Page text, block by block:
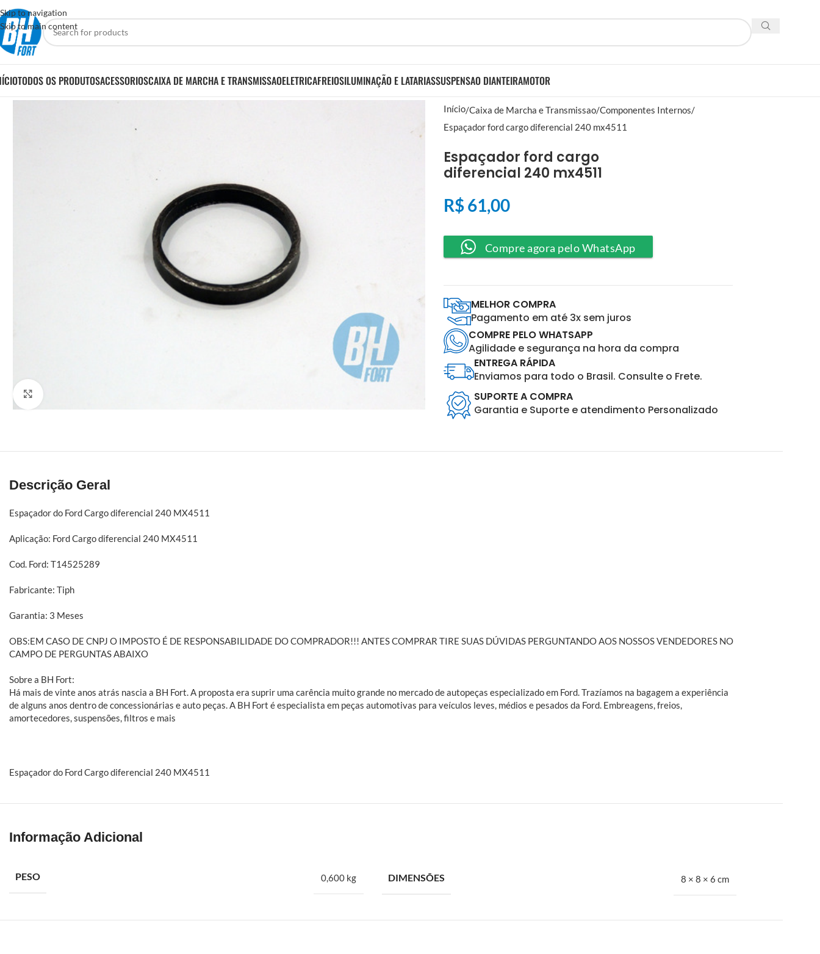
Skip to navigation
Skip to main content
TODOS OS PRODUTOSACESSORIOSCAIXA DE MARCHA E TRANSMISSAOELETRICAFREIOSILUMINAÇÃO E LATARIASSUSPENSAO DIANTEIRAMOTOR
Click to enlarge
Início Caixa de Marcha e Transmissao Componentes Internos
Espaçador ford cargo diferencial 240 mx4511
Espaçador ford cargo
diferencial 240 mx4511
R$61,00
Compre agora pelo WhatsApp
MELHOR COMPRA
Pagamento em até 3x sem juros
COMPRE PELO WHATSAPP
Agilidade e segurança na hora da compra
ENTREGA RÁPIDA
Enviamos para todo o Brasil. Consulte o Frete.
SUPORTE A COMPRA
Garantia e Suporte e atendimento Personalizado
Descrição Geral
Espaçador do Ford Cargo diferencial 240 MX4511
Aplicação: Ford Cargo diferencial 240 MX4511
Cod. Ford: T14525289
Fabricante: Tiph
Garantia: 3 Meses
OBS:EM CASO DE CNPJ O IMPOSTO É DE RESPONSABILIDADE DO COMPRADOR!!! ANTES COMPRAR TIRE SUAS DÚVIDAS PERGUNTANDO AOS NOSSOS VENDEDORES NO
CAMPO DE PERGUNTAS ABAIXO
Sobre a BH Fort:
Há mais de vinte anos atrás nascia a BH Fort. A proposta era suprir uma carência muito grande no mercado de autopeças especializado em Ford. Trazíamos na bagagem a experiência
de alguns anos dentro de concessionárias e auto peças. A BH Fort é especialista em peças automotivas para veículos leves, médios e pesados da Ford. Embreagens, freios,
amortecedores, suspensões, filtros e mais
Espaçador do Ford Cargo diferencial 240 MX4511
Informação Adicional
PESO 0,600 kg DIMENSÕES 8 × 8 × 6 cm